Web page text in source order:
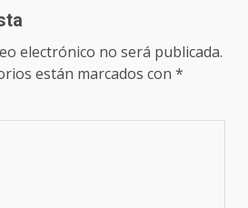
electrónico no será publicada.
están marcados con *